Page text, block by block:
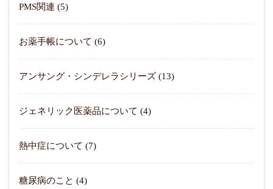
PMS関連 (5)
お薬手帳について (6)
アンサング・シンデレラシリーズ (13)
ジェネリック医薬品について (4)
熱中症について (7)
糖尿病のこと (4)